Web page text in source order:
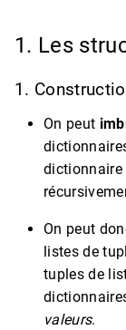
1. Les
1.
On peut
dictionnaire
On peut
listes de
tuples de
valeurs.